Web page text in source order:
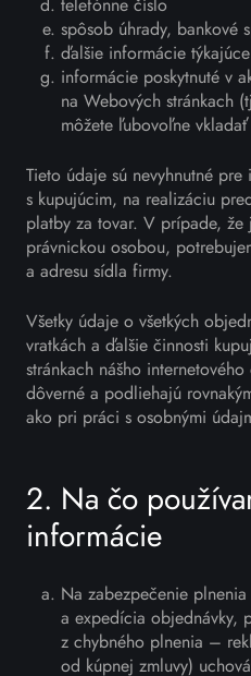
telefónne číslo
spôsob úhrady, bankové
ďalšie informácie
informácie poskytnuté v
na Webových stránkach
môžete ľubovoľne vkladať
Tieto údaje sú nevyhnutné
s kupujúcim, na realizáciu
platby za tovar. V prípade, že
právnickou osobou,
a adresu sídla firmy.
Všetky údaje o všetkých
vratkách a ďalšie činnosti
stránkach nášho
dôverné a podliehajú
ako pri práci s osobnými
2. Na čo
informácie
Na zabezpečenie
a expedícia objednávky,
z chybného plnenia –
od kúpnej zmluvy)